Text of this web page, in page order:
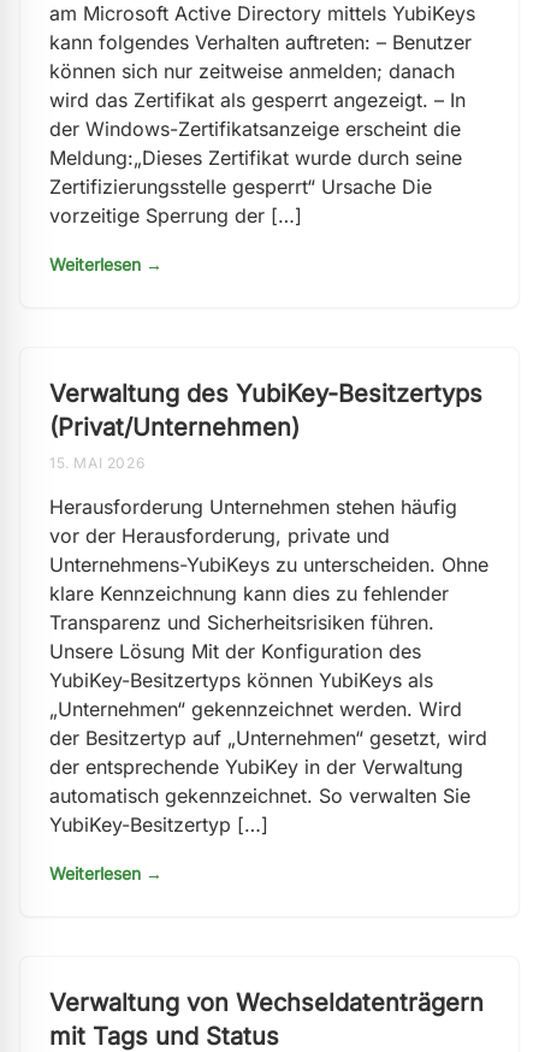
am Microsoft Active Directory mittels YubiKeys
kann folgendes Verhalten auftreten: – Benutzer
können sich nur zeitweise anmelden; danach
wird das Zertifikat als gesperrt angezeigt. – In
der Windows-Zertifikatsanzeige erscheint die
Meldung:„Dieses Zertifikat wurde durch seine
Zertifizierungsstelle gesperrt“ Ursache Die
vorzeitige Sperrung der […]
Weiterlesen →
Verwaltung des YubiKey-Besitzertyps
(Privat/Unternehmen)
15. MAI 2026
Herausforderung Unternehmen stehen häufig
vor der Herausforderung, private und
Unternehmens-YubiKeys zu unterscheiden. Ohne
klare Kennzeichnung kann dies zu fehlender
Transparenz und Sicherheitsrisiken führen.
Unsere Lösung Mit der Konfiguration des
YubiKey-Besitzertyps können YubiKeys als
„Unternehmen“ gekennzeichnet werden. Wird
der Besitzertyp auf „Unternehmen“ gesetzt, wird
der entsprechende YubiKey in der Verwaltung
automatisch gekennzeichnet. So verwalten Sie
YubiKey-Besitzertyp […]
Weiterlesen →
Verwaltung von Wechseldatenträgern
mit Tags und Status